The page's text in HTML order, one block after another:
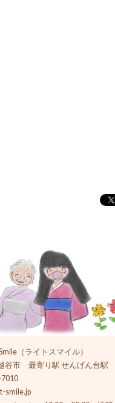
（ライトスマイル）
谷市 最寄り駅 せんげん台
smile.jp